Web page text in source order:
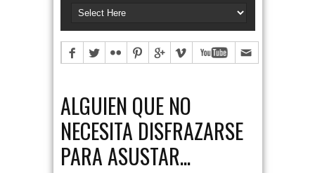
NIEMBRO
Aguántanos en Twitter
Tweets by DonPatadon
Pages
ALGUIEN QUE NO
NECESITA DISFRAZARSE
PARA ASUSTAR...